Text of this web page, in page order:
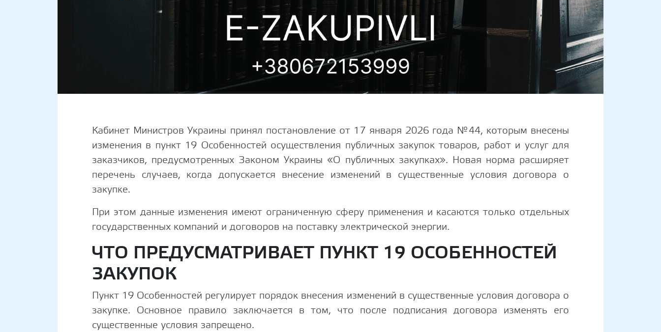
Кабинет Министров Украины принял постановление от 17 января 2026 года №44, которым внесены
изменения в пункт 19 Особенностей осуществления публичных закупок товаров, работ и услуг для
заказчиков, предусмотренных Законом Украины «О публичных закупках». Новая норма расширяет
перечень случаев, когда допускается внесение изменений в существенные условия договора о
закупке.
При этом данные изменения имеют ограниченную сферу применения и касаются только отдельных
государственных компаний и договоров на поставку электрической энергии.
ЧТО ПРЕДУСМАТРИВАЕТ ПУНКТ 19 ОСОБЕННОСТЕЙ
ЗАКУПОК
Пункт 19 Особенностей регулирует порядок внесения изменений в существенные условия договора о
закупке. Основное правило заключается в том, что после подписания договора изменять его
существенные условия запрещено.